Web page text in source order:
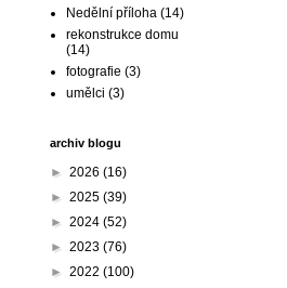
Nedělní příloha (14)
rekonstrukce domu
(14)
fotografie (3)
umělci (3)
archiv blogu
► 2026 (16)
► 2025 (39)
► 2024 (52)
► 2023 (76)
► 2022 (100)